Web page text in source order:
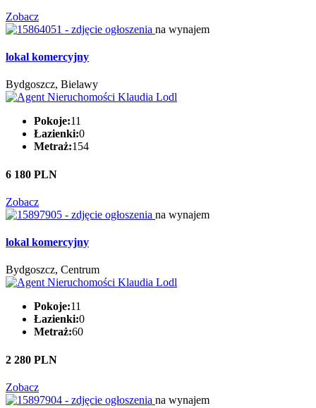
Zobacz
na wynajem
lokal komercyjny
Bydgoszcz, Bielawy
Pokoje:11
Łazienki:0
Metraż:154
6 180 PLN
Zobacz
na wynajem
lokal komercyjny
Bydgoszcz, Centrum
Pokoje:11
Łazienki:0
Metraż:60
2 280 PLN
Zobacz
na wynajem